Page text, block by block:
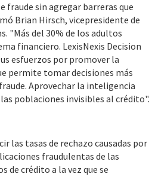
fraude sin agregar barreras que
Brian Hirsch, vicepresidente de
"Más del 30% de los adultos
financiero. LexisNexis Decision
esfuerzos por promover la
permite tomar decisiones más
Aprovechar la inteligencia
poblaciones invisibles al crédito".
las tasas de rechazo causadas por
fraudulentas de las
de crédito a la vez que se